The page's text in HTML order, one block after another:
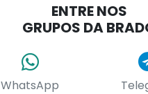
ENTRE NOS
GRUPOS DA
WhatsApp